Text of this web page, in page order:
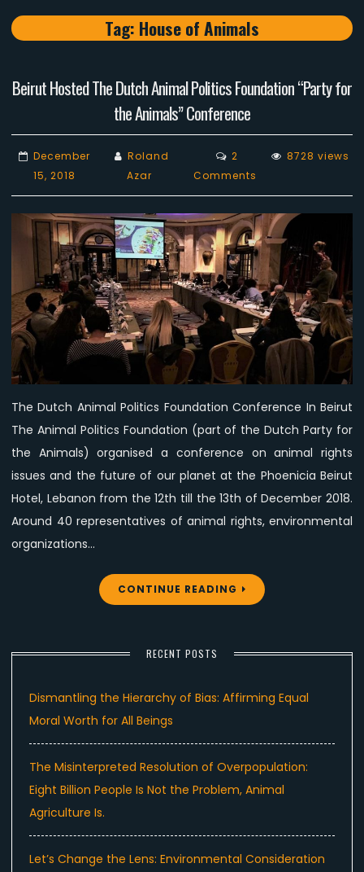
Tag: House of Animals
Beirut Hosted The Dutch Animal Politics Foundation “Party for
the Animals” Conference
December
15, 2018
Roland
Azar
2
Comments
Beirut
Hosted
The
Dutch
Animal
Politics
Foundation
“Party
for
Conference
8728 views
The Dutch Animal Politics Foundation Conference In Beirut
The Animal Politics Foundation (part of the Dutch Party for
the Animals) organised a conference on animal rights
issues and the future of our planet at the Phoenicia Beirut
Hotel, Lebanon from the 12th till the 13th of December 2018.
Around 40 representatives of animal rights, environmental
organizations…
CONTINUE READING
RECENT POSTS
Dismantling the Hierarchy of Bias: Affirming Equal
Moral Worth for All Beings
The Misinterpreted Resolution of Overpopulation:
Eight Billion People Is Not the Problem, Animal
Agriculture Is.
Let’s Change the Lens: Environmental Consideration